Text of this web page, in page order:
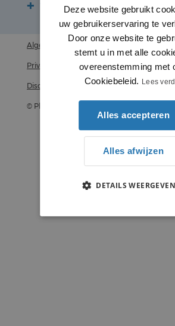
Volg ons:
Algemene voorwaarden
Privacy statement
Disclaimer
© Plintenstunter 2026
Deze website gebruikt
uw gebruikerservaring te
Door onze website te
stemt u in met alle
overeenstemming met
Cookiebeleid. Lees
Alles accepteren
Alles afwijzen
DETAILS WEERGEVEN